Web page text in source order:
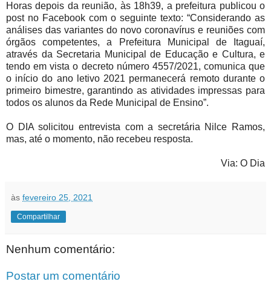
Horas depois da reunião, às 18h39, a prefeitura publicou o
post no Facebook com o seguinte texto: “Considerando as
análises das variantes do novo coronavírus e reuniões com
órgãos competentes, a Prefeitura Municipal de Itaguaí,
através da Secretaria Municipal de Educação e Cultura, e
tendo em vista o decreto número 4557/2021, comunica que
o início do ano letivo 2021 permanecerá remoto durante o
primeiro bimestre, garantindo as atividades impressas para
todos os alunos da Rede Municipal de Ensino”.
O DIA solicitou entrevista com a secretária Nilce Ramos,
mas, até o momento, não recebeu resposta.
Via: O Dia
às fevereiro 25, 2021
Compartilhar
Nenhum comentário:
Postar um comentário